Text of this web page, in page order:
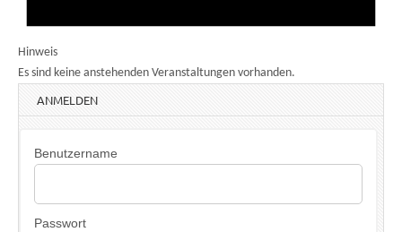
Hinweis
Es sind keine anstehenden Veranstaltungen vorhanden.
ANMELDEN
Benutzername
Passwort